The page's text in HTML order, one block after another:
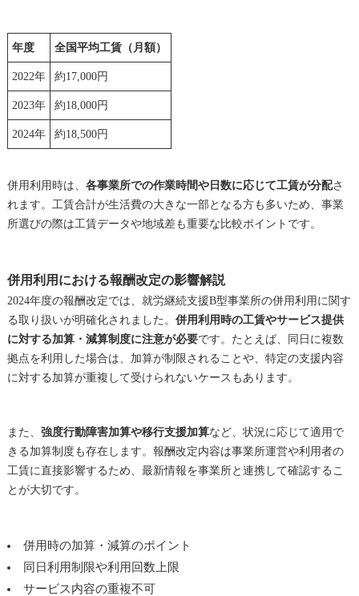
年度 全国平均工賃（月額）
2022年 約17,000円
2023年 約18,000円
2024年 約18,500円
併用利用時は、 各事業所での作業時間や日数に応じて工賃が分配さ
れます。工賃合計が生活費の大きな一部となる方も多いため、事業
所選びの際は工賃データや地域差も重要な比較ポイントです。
併用利用における報酬改定の影響解説
2024年度の報酬改定では、就労継続支援B型事業所の併用利用に関す
る取り扱いが明確化されました。 併用利用時の工賃やサービス提供
に対する加算・減算制度に注意が必要です。たとえば、同日に複数
拠点を利用した場合は、加算が制限されることや、特定の支援内容
に対する加算が重複して受けられないケースもあります。
また、 強度行動障害加算や移行支援加算など、状況に応じて適用で
きる加算制度も存在します。報酬改定内容は事業所運営や利用者の
工賃に直接影響するため、最新情報を事業所と連携して確認するこ
とが大切です。
併用時の加算・減算のポイント
同日利用制限や利用回数上限
サービス内容の重複不可